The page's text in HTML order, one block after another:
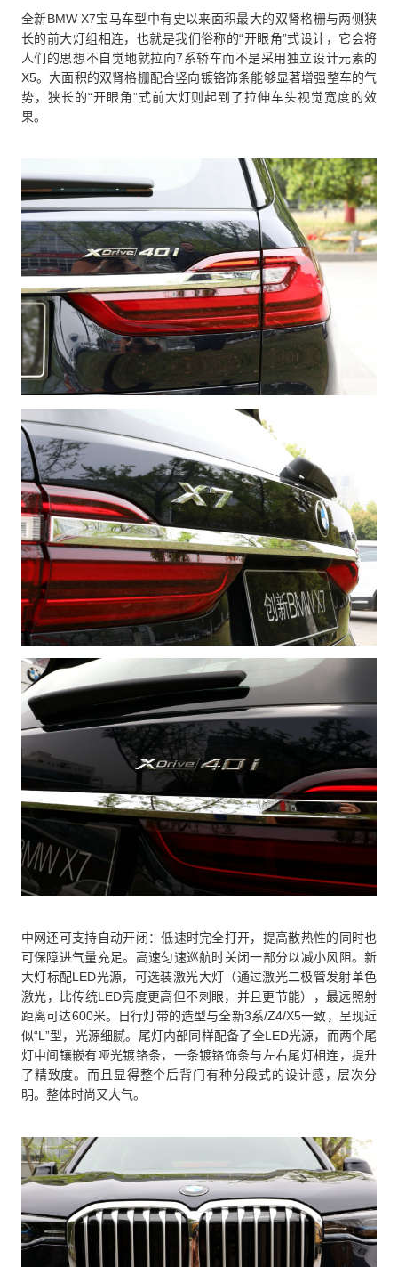
全新BMW X7宝马车型中有史以来面积最大的双肾格栅与两侧狭
长的前大灯组相连，也就是我们俗称的“开眼角”式设计，它会将
人们的思想不自觉地就拉向7系轿车而不是采用独立设计元素的
X5。大面积的双肾格栅配合竖向镀铬饰条能够显著增强整车的气
势，狭长的“开眼角”式前大灯则起到了拉伸车头视觉宽度的效
果。
中网还可支持自动开闭：低速时完全打开，提高散热性的同时也
可保障进气量充足。高速匀速巡航时关闭一部分以减小风阻。新
大灯标配LED光源，可选装激光大灯（通过激光二极管发射单色
激光，比传统LED亮度更高但不刺眼，并且更节能），最远照射
距离可达600米。日行灯带的造型与全新3系/Z4/X5一致，呈现近
似“L”型，光源细腻。尾灯内部同样配备了全LED光源，而两个尾
灯中间镶嵌有哑光镀铬条，一条镀铬饰条与左右尾灯相连，提升
了精致度。而且显得整个后背门有种分段式的设计感，层次分
明。整体时尚又大气。